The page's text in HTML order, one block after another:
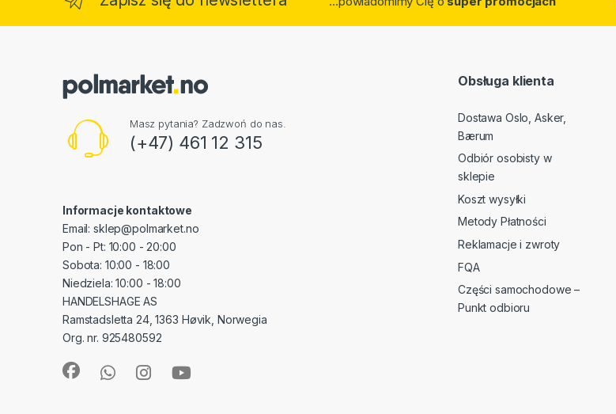
Masz pytania? Zadzwoń do nas.
(+47) 461 12 315
Informacje kontaktowe
Email: sklep@polmarket.no
Pon - Pt: 10:00 - 20:00
Sobota: 10:00 - 18:00
Niedziela: 10:00 - 18:00
HANDELSHAGE AS
Ramstadsletta 24, 1363 Høvik, Norwegia
Org. nr. 925480592
Obsługa klienta
Dostawa Oslo, Asker,
Bærum
Odbiór osobisty w
sklepie
Koszt wysyłki
Metody Płatności
Reklamacje i zwroty
FQA
Części samochodowe –
Punkt odbioru